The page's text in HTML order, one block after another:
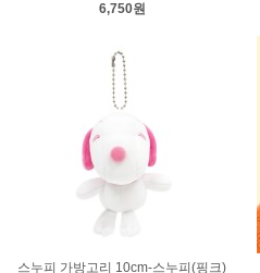
6,750원
스누피 가방고리 10cm-스누피(핑크)